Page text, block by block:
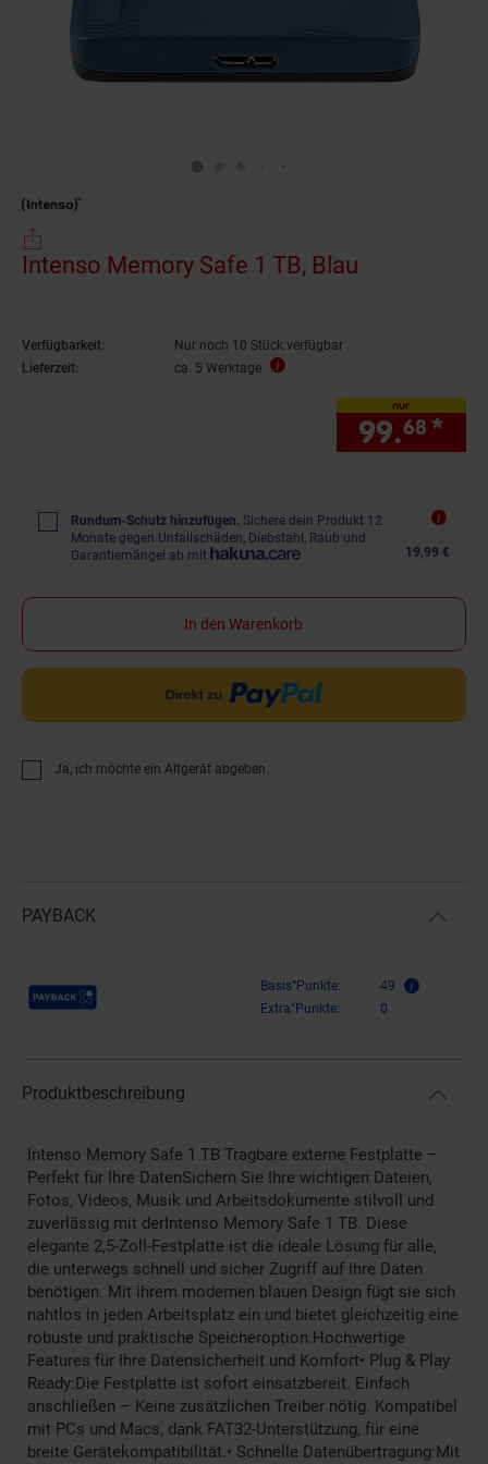
Intenso Memory Safe 1 TB, Blau
Verfügbarkeit:
Nur noch 10 Stück verfügbar
Lieferzeit:
ca. 5 Werktage
nur
99.68 *
Rundum-Schutz hinzufügen. Sichere dein Produkt 12
Monate gegen Unfallschäden, Diebstahl, Raub und
Garantiemängel ab mit
19,99 €
In den Warenkorb
Ja, ich möchte ein Altgerät abgeben.
PAYBACK
Payback Punkte Basis°Punkte:
49
Extra°Punkte:
0
Produktbeschreibung
Intenso Memory Safe 1 TB Tragbare externe Festplatte –
Perfekt für Ihre DatenSichern Sie Ihre wichtigen Dateien,
Fotos, Videos, Musik und Arbeitsdokumente stilvoll und
zuverlässig mit derIntenso Memory Safe 1 TB. Diese
elegante 2,5-Zoll-Festplatte ist die ideale Lösung für alle,
die unterwegs schnell und sicher Zugriff auf ihre Daten
benötigen. Mit ihrem modernen blauen Design fügt sie sich
nahtlos in jeden Arbeitsplatz ein und bietet gleichzeitig eine
robuste und praktische Speicheroption.Hochwertige
Features für Ihre Datensicherheit und Komfort• Plug & Play
Ready:Die Festplatte ist sofort einsatzbereit. Einfach
anschließen – Keine zusätzlichen Treiber nötig. Kompatibel
mit PCs und Macs, dank FAT32-Unterstützung, für eine
breite Gerätekompatibilität.• Schnelle Datenübertragung:Mit